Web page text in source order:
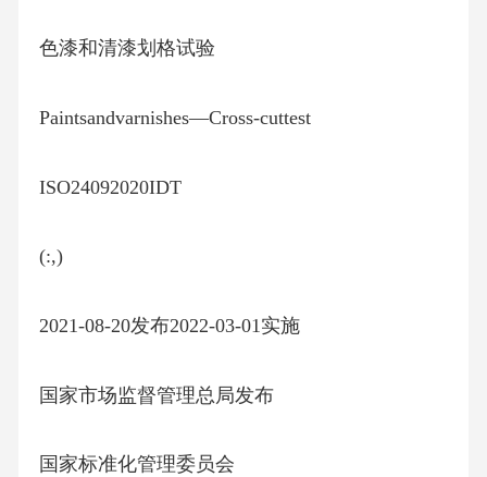
色漆和清漆划格试验
Paintsandvarnishes—Cross-cuttest
ISO24092020IDT
(:,)
2021-08-20发布2022-03-01实施
国家市场监督管理总局发布
国家标准化管理委员会